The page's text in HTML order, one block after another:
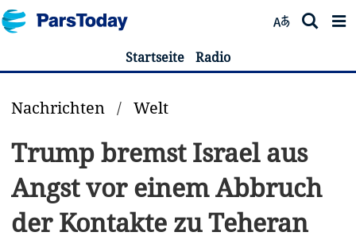
Startseite Radio
Nachrichten / Welt
Trump bremst Israel aus
Angst vor einem Abbruch
der Kontakte zu Teheran